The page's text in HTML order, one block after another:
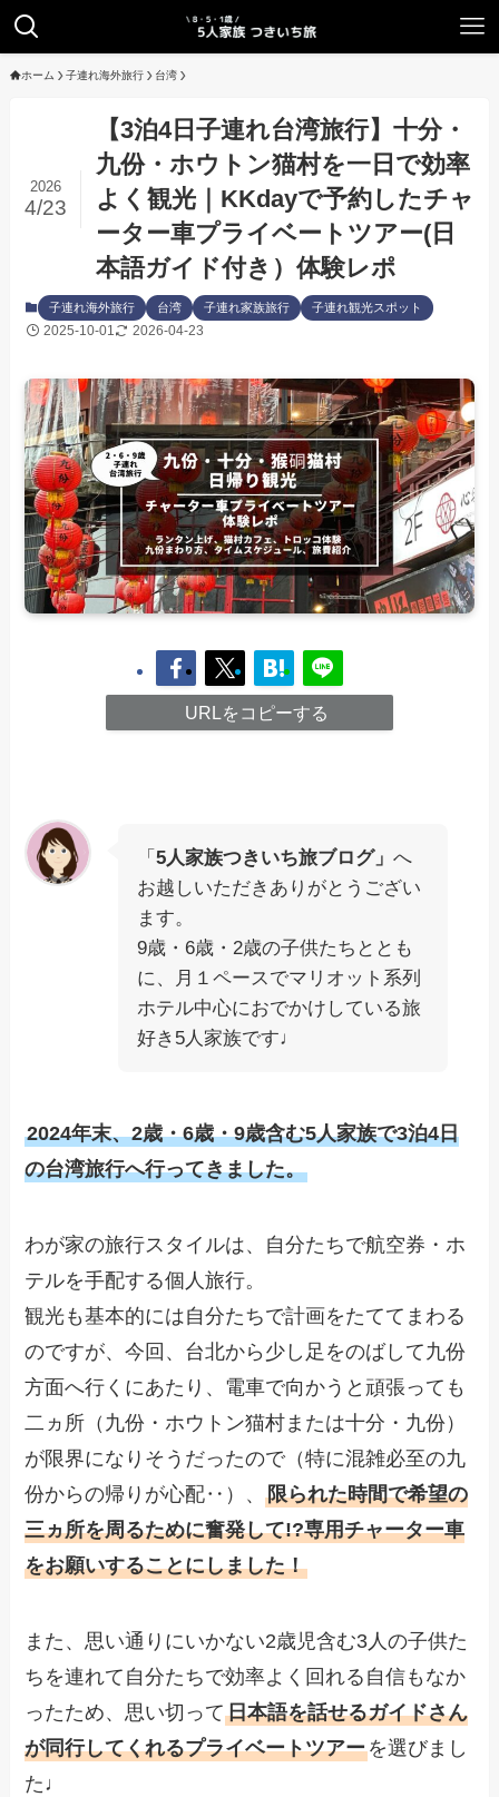
ホーム 子連れ海外旅行 台湾
【3泊4日子連れ台湾旅行】十分・
九份・ホウトン猫村を一日で効率
よく観光｜KKdayで予約したチャ
ーター車プライベートツアー(日
本語ガイド付き）体験レポ
2026
4/23
子連れ海外旅行 台湾 子連れ家族旅行 子連れ観光スポット
2025-10-01 2026-04-23
URLをコピーする
「5人家族つきいち旅ブログ」へ
お越しいただきありがとうござい
ます。
9歳・6歳・2歳の子供たちととも
に、月１ペースでマリオット系列
ホテル中心におでかけしている旅
好き5人家族です♩
2024年末、2歳・6歳・9歳含む5人家族で3泊4日
の台湾旅行へ行ってきました。
わが家の旅行スタイルは、自分たちで航空券・ホ
テルを手配する個人旅行。
観光も基本的には自分たちで計画をたててまわる
のですが、今回、台北から少し足をのばして九份
方面へ行くにあたり、電車で向かうと頑張っても
二ヵ所（九份・ホウトン猫村または十分・九份）
が限界になりそうだったので（特に混雑必至の九
份からの帰りが心配‥）、限られた時間で希望の
三ヵ所を周るために奮発して!?専用チャーター車
をお願いすることにしました！
また、思い通りにいかない2歳児含む3人の子供た
ちを連れて自分たちで効率よく回れる自信もなか
ったため、思い切って日本語を話せるガイドさん
が同行してくれるプライベートツアーを選びまし
た♩